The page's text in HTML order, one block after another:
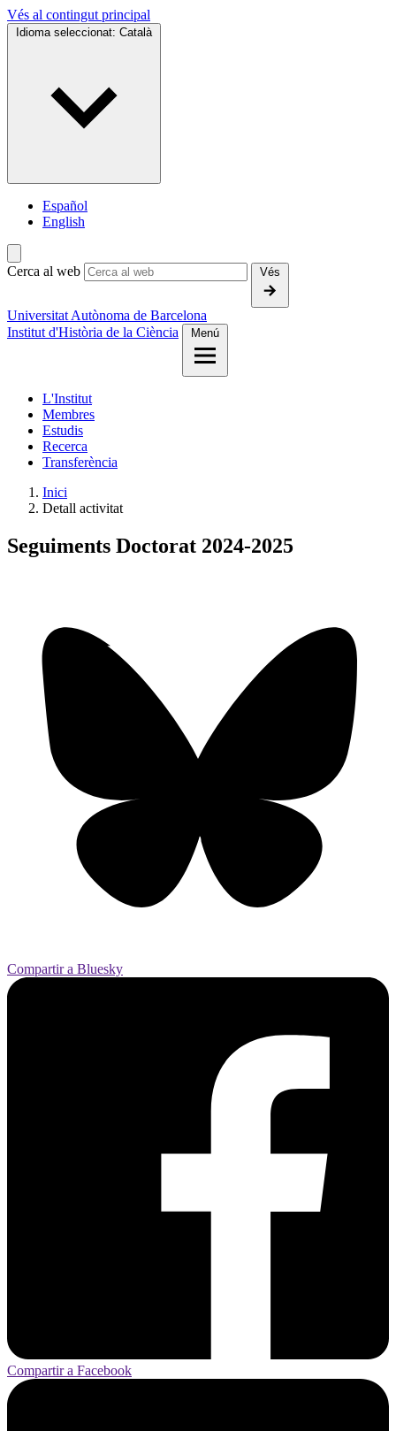
Vés al contingut principal
Idioma seleccionat: Català
Español
English
Cerca al web Vés
Universitat Autònoma de Barcelona
Institut d'Història de la Ciència
Menú
L'Institut
Membres
Estudis
Recerca
Transferència
Inici
Detall activitat
Seguiments Doctorat 2024-2025
Compartir a Bluesky
Compartir a Facebook